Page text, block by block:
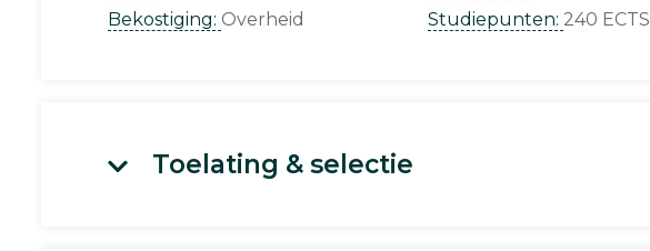
Bekostiging: Overheid
Studiepunten: 240 ECTS
Toelating & selectie